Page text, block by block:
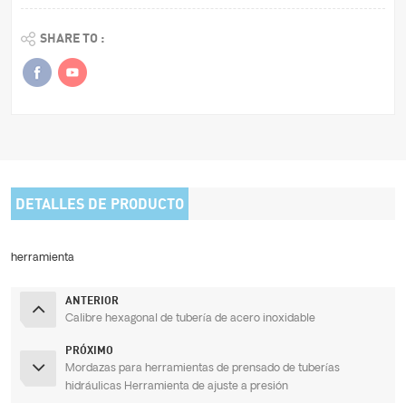
SHARE TO :
DETALLES DE PRODUCTO
herramienta
ANTERIOR
Calibre hexagonal de tubería de acero inoxidable
PRÓXIMO
Mordazas para herramientas de prensado de tuberías
hidráulicas Herramienta de ajuste a presión